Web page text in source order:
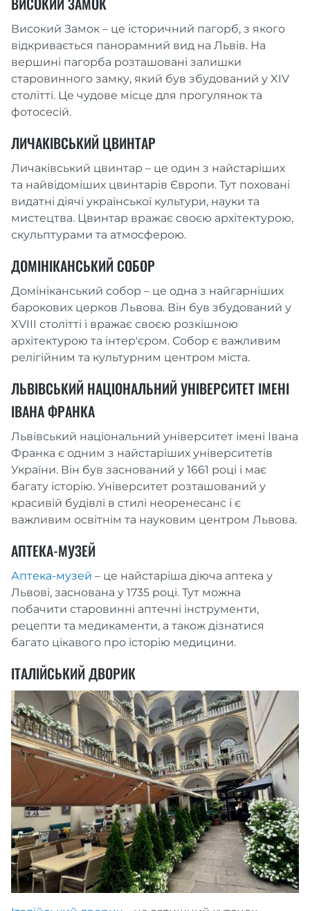
Високий Замок – це історичний пагорб, з якого
відкривається панорамний вид на Львів. На
вершині пагорба розташовані залишки
старовинного замку, який був збудований у XIV
столітті. Це чудове місце для прогулянок та
фотосесій.
ЛИЧАКІВСЬКИЙ ЦВИНТАР
Личаківський цвинтар – це один з найстаріших
та найвідоміших цвинтарів Європи. Тут поховані
видатні діячі української культури, науки та
мистецтва. Цвинтар вражає своєю архітектурою,
скульптурами та атмосферою.
ДОМІНІКАНСЬКИЙ СОБОР
Домініканський собор – це одна з найгарніших
барокових церков Львова. Він був збудований у
XVIII столітті і вражає своєю розкішною
архітектурою та інтер'єром. Собор є важливим
релігійним та культурним центром міста.
ЛЬВІВСЬКИЙ НАЦІОНАЛЬНИЙ УНІВЕРСИТЕТ ІМЕНІ
ІВАНА ФРАНКА
Львівський національний університет імені Івана
Франка є одним з найстаріших університетів
України. Він був заснований у 1661 році і має
багату історію. Університет розташований у
красивій будівлі в стилі неоренесанс і є
важливим освітнім та науковим центром Львова.
АПТЕКА-МУЗЕЙ
Аптека-музей – це найстаріша діюча аптека у
Львові, заснована у 1735 році. Тут можна
побачити старовинні аптечні інструменти,
рецепти та медикаменти, а також дізнатися
багато цікавого про історію медицини.
ІТАЛІЙСЬКИЙ ДВОРИК